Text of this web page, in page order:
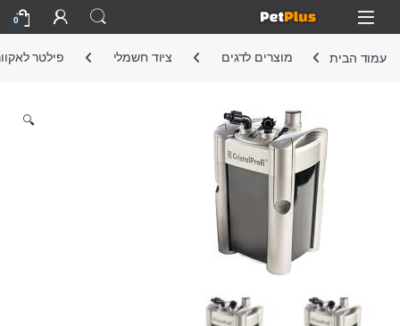
Skip to navigation
Skip to content
Open
0
עמוד הבית מוצרים לדגים ציוד חשמלי פילטר
🔍